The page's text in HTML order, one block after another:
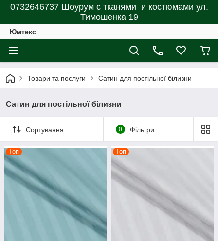
0732646737 Шоурум с тканями и костюмами ул.
Тимошенка 19
Юмтекс
Товари та послуги Сатин для постільної білизни
Сатин для постільної білизни
Сортування 0 Фільтри
Топ Топ